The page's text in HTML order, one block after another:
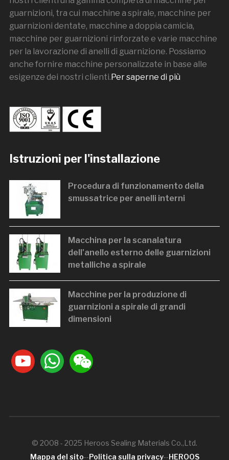
guarnizioni, tra cui macchine a spirale, macchine per
guarnizioni dentate, macchine a doppia camicia,
macchine per guarnizioni rinforzate e varie macchine
per la lavorazione di anelli di guarnizione. Possiamo
anche fornire macchine personalizzate in base alle
esigenze dei nostri clienti.Per saperne di più
Istruzioni per l'installazione
Procedura di funzionamento della
smussatrice per anelli interni
Macchina per la scanalatura
dell'anello esterno delle guarnizioni
metalliche a spirale
Macchine per la produzione di
guarnizioni a spirale di grandi
dimensioni
youtubewhatsappweixin
© 2008 - 2025 Heroos Sealing Materials Co.,Ltd.
Mappa del sito--Politica sulla privacy--HEROOS